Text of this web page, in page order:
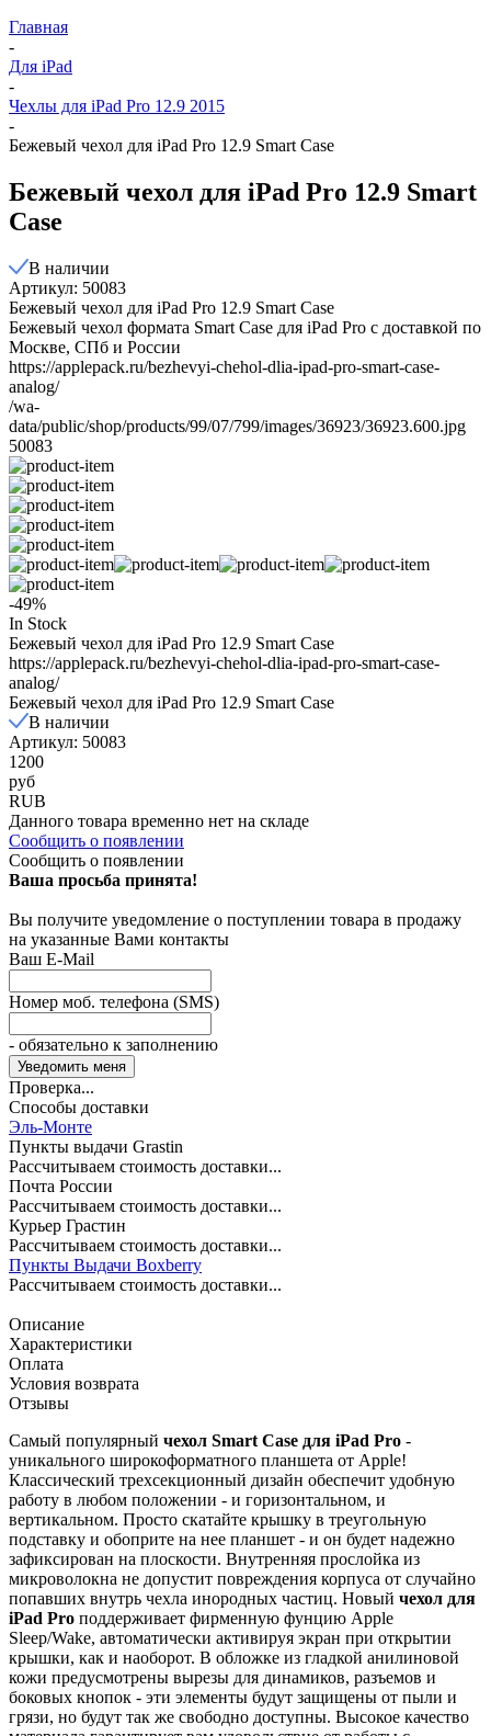
Главная
-
Для iPad
-
Чехлы для iPad Pro 12.9 2015
-
Бежевый чехол для iPad Pro 12.9 Smart Case
Бежевый чехол для iPad Pro 12.9 Smart
Case
В наличии
Артикул: 50083
Бежевый чехол для iPad Pro 12.9 Smart Case
Бежевый чехол формата Smart Case для iPad Pro с доставкой по
Москве, СПб и России
https://applepack.ru/bezhevyi-chehol-dlia-ipad-pro-smart-case-
analog/
/wa-
data/public/shop/products/99/07/799/images/36923/36923.600.jpg
50083
-49%
In Stock
Бежевый чехол для iPad Pro 12.9 Smart Case
https://applepack.ru/bezhevyi-chehol-dlia-ipad-pro-smart-case-
analog/
Бежевый чехол для iPad Pro 12.9 Smart Case
В наличии
Артикул: 50083
1200
руб
RUB
Данного товара временно нет на складе
Сообщить о появлении
Сообщить о появлении
Ваша просьба принята!
Вы получите уведомление о поступлении товара в продажу
на указанные Вами контакты
Ваш E-Mail
Номер моб. телефона (SMS)
- обязательно к заполнению
Проверка...
Способы доставки
Эль-Монте
Пункты выдачи Grastin
Рассчитываем стоимость доставки...
Почта России
Рассчитываем стоимость доставки...
Курьер Грастин
Рассчитываем стоимость доставки...
Пункты Выдачи Boxberry
Рассчитываем стоимость доставки...
Описание
Характеристики
Оплата
Условия возврата
Отзывы
Самый популярный чехол Smart Case для iPad Pro -
уникального широкоформатного планшета от Apple!
Классический трехсекционный дизайн обеспечит удобную
работу в любом положении - и горизонтальном, и
вертикальном. Просто скатайте крышку в треугольную
подставку и обоприте на нее планшет - и он будет надежно
зафиксирован на плоскости. Внутренняя прослойка из
микроволокна не допустит повреждения корпуса от случайно
попавших внутрь чехла инородных частиц. Новый чехол для
iPad Pro поддерживает фирменную фунцию Apple
Sleep/Wake, автоматически активируя экран при открытии
крышки, как и наоборот. В обложке из гладкой анилиновой
кожи предусмотрены вырезы для динамиков, разъемов и
боковых кнопок - эти элементы будут защищены от пыли и
грязи, но будут так же свободно доступны. Высокое качество